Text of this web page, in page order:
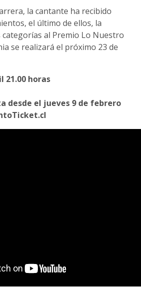
la cantante ha recibido
el último de ellos, la
al Premio Lo Nuestro
se realizará el próximo 23 de
21.00 horas
desde el jueves 9 de febrero